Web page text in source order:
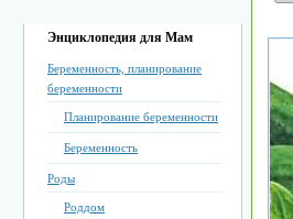
Энциклопедия для Мам
Беременность, планирование
беременности
Планирование беременности
Беременность
Роды
Роддом